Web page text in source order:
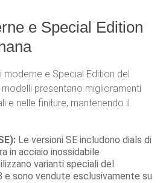
e Special Edition
e Special Edition del
presentano miglioramenti
e nelle finiture, mantenendo il
Le versioni SE includono dials di
in acciaio inossidabile
varianti speciali del
e sono vendute esclusivamente su